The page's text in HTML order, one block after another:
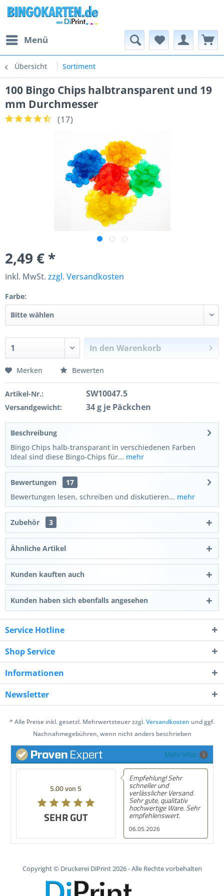
Menü
Übersicht Sortiment
100 Bingo Chips halbtransparent und 19
mm Durchmesser
(17)
2,49 € *
inkl. MwSt. zzgl. Versandkosten
Farbe:
In den Warenkorb
Merken Bewerten
Artikel-Nr.: SW10047.5
Versandgewicht: 34 g je Päckchen
Beschreibung
Bingo Chips halb-transparant in verschiedenen Farben
Ideal sind diese Bingo-Chips für... mehr
Bewertungen
17
Bewertungen lesen, schreiben und diskutieren... mehr
Zubehör 3
Ähnliche Artikel
Kunden kauften auch
Kunden haben sich ebenfalls angesehen
Service Hotline
Shop Service
Informationen
Newsletter
* Alle Preise inkl. gesetzl. Mehrwertsteuer zzgl.Versandkosten und ggf.
Nachnahmegebühren, wenn nicht anders beschrieben
Mehr Infos
5.00 von 5
SEHR GUT
5.00 von 5
SEHR GUT
06.05.2026
Empfehlung! Sehr
schneller und
verlässlicher Versand.
Sehr gute, qualitativ
hochwertige Ware. Sehr
empfehlenswert.
Copyright © Druckerei DiPrint 2026 - Alle Rechte vorbehalten